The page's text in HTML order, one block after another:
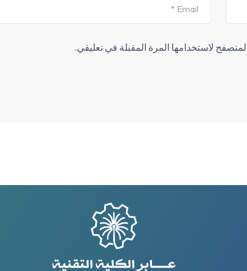
لاستخدامها المرة المقبلة في تعليقي.